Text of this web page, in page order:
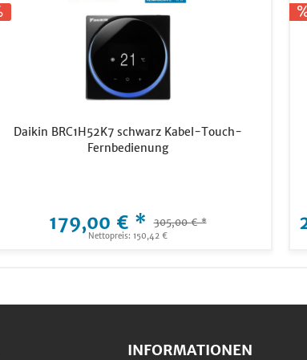
Daikin BRC1H52K7 schwarz Kabel-Touch-
Fernbedienung
179,00 € * 305,00 € *
Nettopreis: 150,42 €
INFORMATIONEN